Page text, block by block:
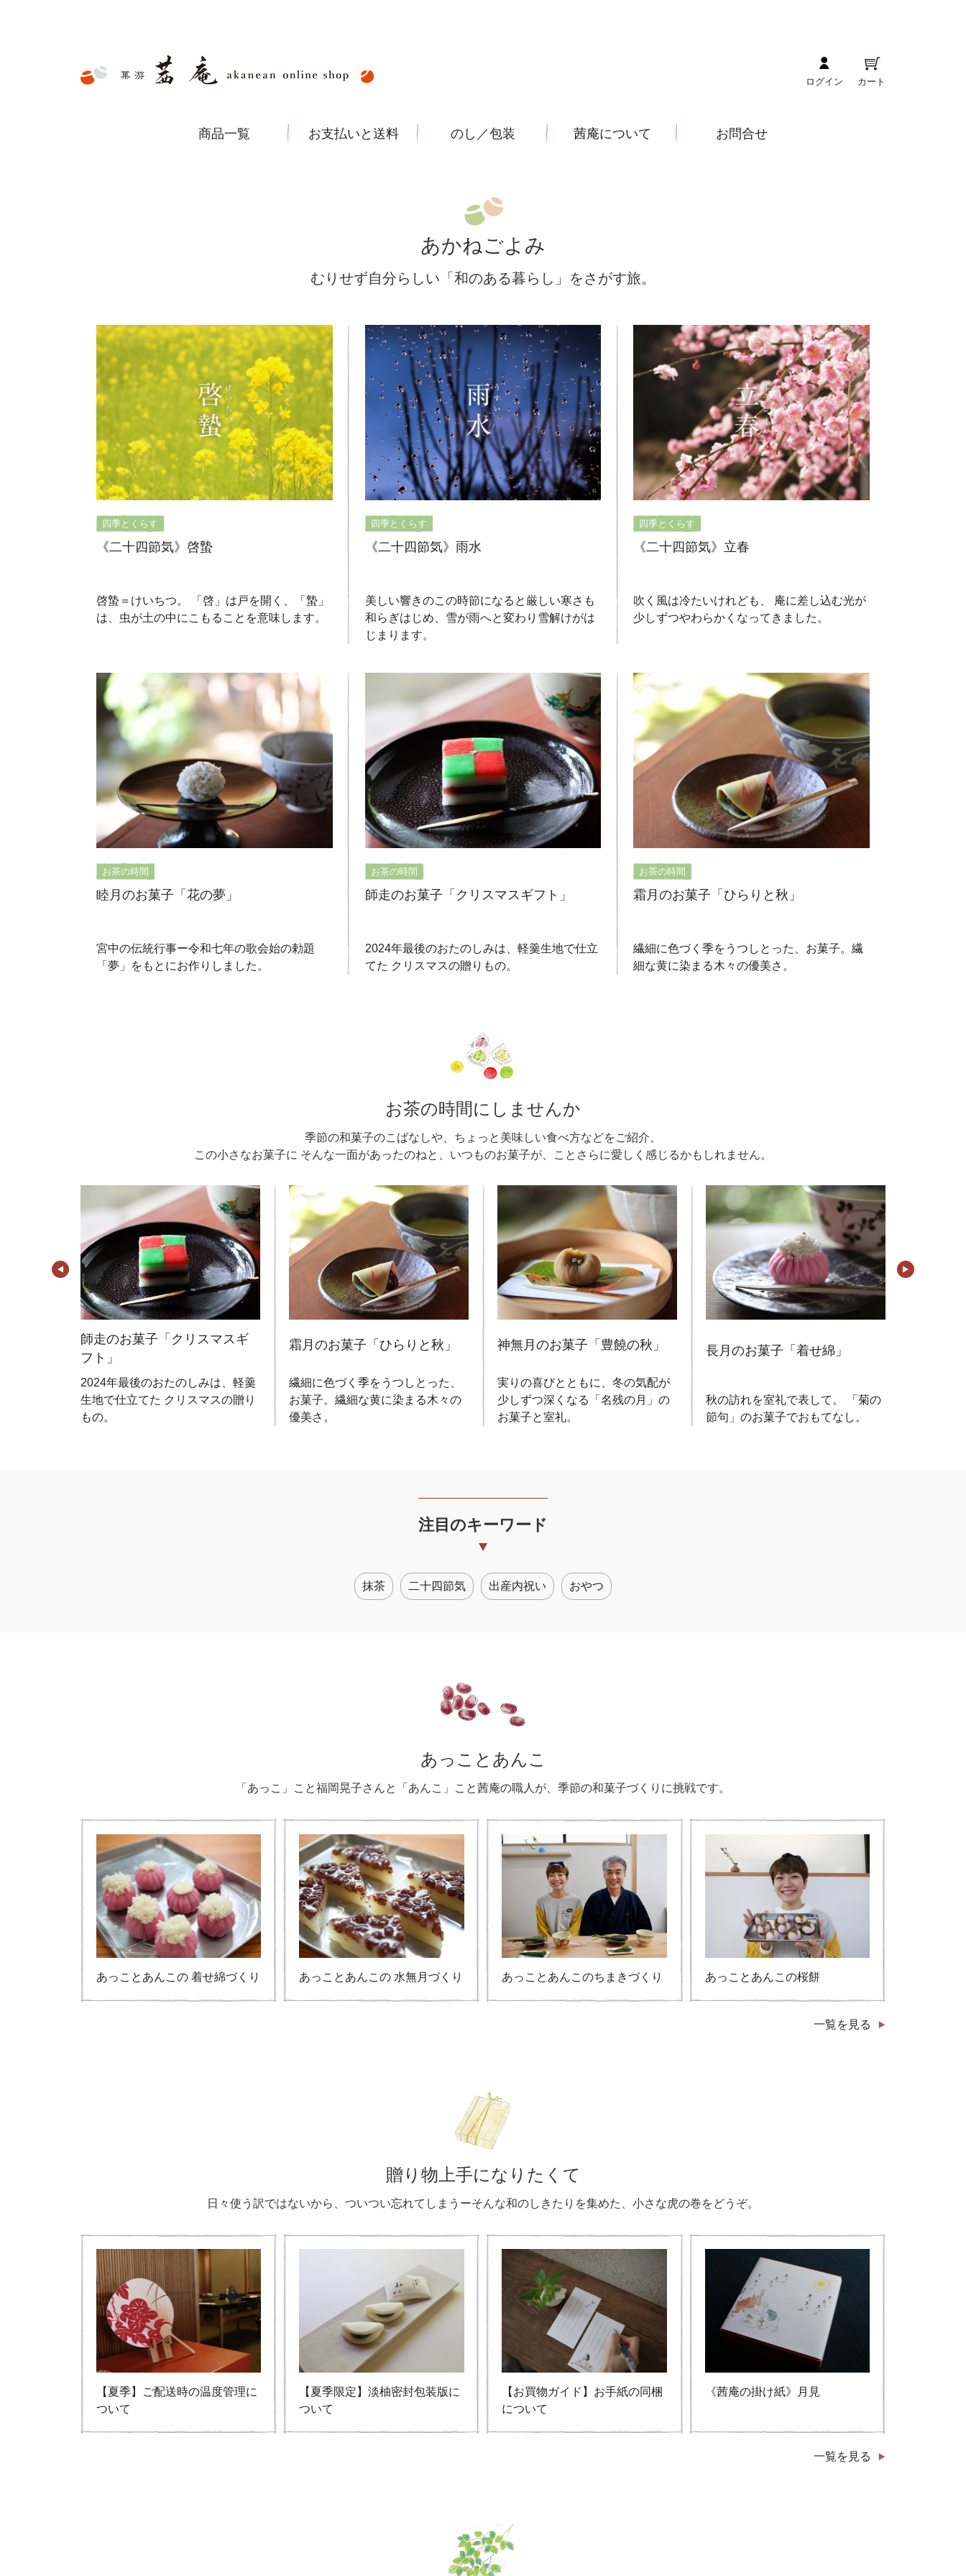
ログイン カート
商品一覧 お支払いと送料 のし／包装 茜庵について お問合せ
あかねごよみ
むりせず自分らしい 「和のある暮らし」をさがす旅。
四季とくらす
《二十四節気》啓蟄
啓蟄＝けいちつ。 「啓」は戸を開く、「蟄」
は、虫が土の中にこもることを意味します。
四季とくらす
《二十四節気》雨水
美しい響きのこの時節になると厳しい寒さも
和らぎはじめ、雪が雨へと変わり雪解けがは
じまります。
四季とくらす
《二十四節気》立春
吹く風は冷たいけれども、 庵に差し込む光が
少しずつやわらかくなってきました。
お茶の時間
睦月のお菓子「花の夢」
宮中の伝統行事ー令和七年の歌会始の勅題
「夢」をもとにお作りしました。
お茶の時間
師走のお菓子「クリスマスギフト」
2024年最後のおたのしみは、軽羹生地で仕立
てた クリスマスの贈りもの。
お茶の時間
霜月のお菓子「ひらりと秋」
繊細に色づく季をうつしとった、お菓子。繊
細な黄に染まる木々の優美さ。
お茶の時間にしませんか
季節の和菓子のこばなしや、ちょっと美味しい食べ方などをご紹介。
この小さなお菓子に そんな一面があったのねと、いつものお菓子が、ことさらに愛しく感じるかもしれません。
師走のお菓子「クリスマスギ
フト」
2024年最後のおたのしみは、軽羹
生地で仕立てた クリスマスの贈り
もの。
霜月のお菓子「ひらりと秋」
繊細に色づく季をうつしとった、
お菓子。繊細な黄に染まる木々の
優美さ。
神無月のお菓子「豊饒の秋」
実りの喜びとともに、冬の気配が
少しずつ深くなる「名残の月」の
お菓子と室礼。
長月のお菓子「着せ綿」
秋の訪れを室礼で表して。 「菊の
節句」のお菓子でおもてなし。
注目のキーワード
抹茶 二十四節気 出産内祝い おやつ
あっことあんこ
「あっこ」こと福岡晃子さんと「あんこ」こと茜庵の職人が、季節の和菓子づくりに挑戦です。
あっことあんこの 着せ綿づくり あっことあんこの 水無月づくり あっことあんこのちまきづくり あっことあんこの桜餅
一覧を見る
贈り物上手になりたくて
日々使う訳ではないから、ついつい忘れてしまうーそんな和のしきたりを集めた、小さな虎の巻をどうぞ。
【夏季】ご配送時の温度管理に
ついて
【夏季限定】淡柚密封包装版に
ついて
【お買物ガイド】お手紙の同梱
について
《茜庵の掛け紙》月見
一覧を見る